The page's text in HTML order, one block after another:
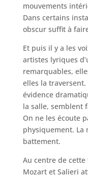
mouvements
Dans certains
obscur suffit à
Et puis il y a les
artistes lyriques
remarquables,
elles la
évidence
la salle, semblent
On ne les écoute
physiquement. La
battement.
Au centre de
Mozart et Salieri